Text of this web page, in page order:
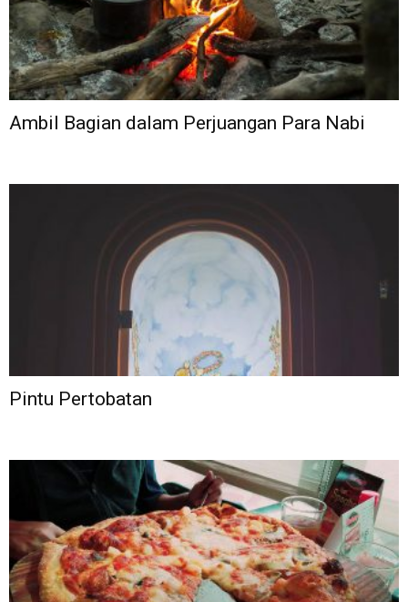
Ambil Bagian dalam Perjuangan Para Nabi
Pintu Pertobatan